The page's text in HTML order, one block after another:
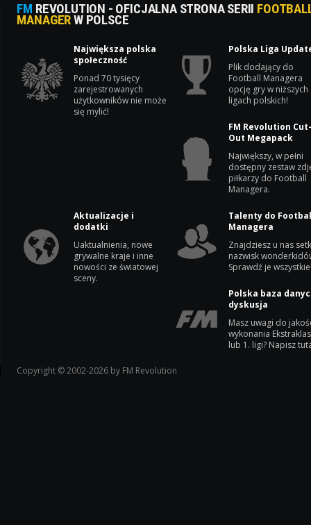
FM REVOLUTION - OFICJALNA STRONA SERII
MANAGERW POLSCE
Największa polska
społeczność
Ponad 70 tysięcy
zarejestrowanych
użytkowników nie może
się mylić!
Polska Liga
Plik dodający do
Football Managera
opcję gry w niższych
ligach polskich!
FM Revolution
Out Megapack
Największy, w pełni
dostępny zestaw
piłkarzy do Football
Managera.
Aktualizacje i
dodatki
Uaktualnienia, nowe
grywalne kraje i inne
nowości ze światowej
sceny.
Talenty do
Managera
Znajdziesz u nas
nazwisk
Sprawdź je
Polska baza
dyskusja
Masz uwagi do
wykonania
lub 1. ligi? Napisz
Copyright © 2002-2026 by FM Revolution